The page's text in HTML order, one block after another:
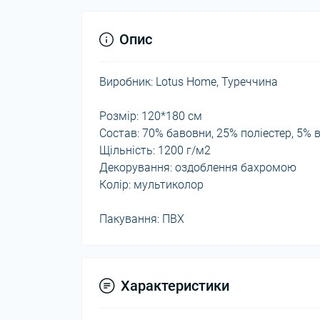
Опис
Виробник: Lotus Home, Туреччина
Розмір: 120*180 см
Состав: 70% бавовни, 25% поліестер, 5%
Щільність: 1200 г/м2
Декорування: оздоблення бахромою
Колір: мультиколор
Пакування: ПВХ
Характеристики